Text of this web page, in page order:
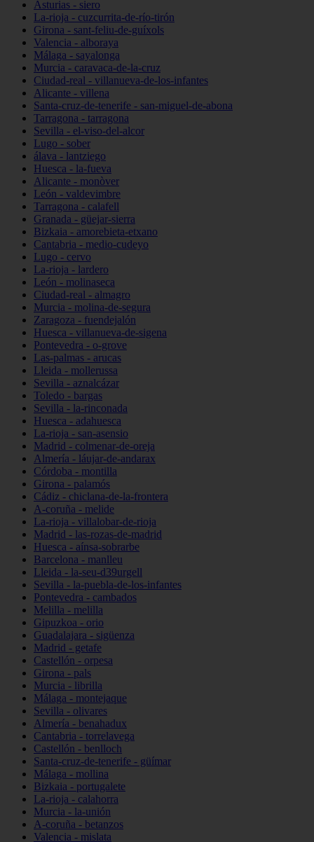
Asturias - siero
La-rioja - cuzcurrita-de-río-tirón
Girona - sant-feliu-de-guíxols
Valencia - alboraya
Málaga - sayalonga
Murcia - caravaca-de-la-cruz
Ciudad-real - villanueva-de-los-infantes
Alicante - villena
Santa-cruz-de-tenerife - san-miguel-de-abona
Tarragona - tarragona
Sevilla - el-viso-del-alcor
Lugo - sober
álava - lantziego
Huesca - la-fueva
Alicante - monòver
León - valdevimbre
Tarragona - calafell
Granada - güejar-sierra
Bizkaia - amorebieta-etxano
Cantabria - medio-cudeyo
Lugo - cervo
La-rioja - lardero
León - molinaseca
Ciudad-real - almagro
Murcia - molina-de-segura
Zaragoza - fuendejalón
Huesca - villanueva-de-sigena
Pontevedra - o-grove
Las-palmas - arucas
Lleida - mollerussa
Sevilla - aznalcázar
Toledo - bargas
Sevilla - la-rinconada
Huesca - adahuesca
La-rioja - san-asensio
Madrid - colmenar-de-oreja
Almería - láujar-de-andarax
Córdoba - montilla
Girona - palamós
Cádiz - chiclana-de-la-frontera
A-coruña - melide
La-rioja - villalobar-de-rioja
Madrid - las-rozas-de-madrid
Huesca - aínsa-sobrarbe
Barcelona - manlleu
Lleida - la-seu-d39urgell
Sevilla - la-puebla-de-los-infantes
Pontevedra - cambados
Melilla - melilla
Gipuzkoa - orio
Guadalajara - sigüenza
Madrid - getafe
Castellón - orpesa
Girona - pals
Murcia - librilla
Málaga - montejaque
Sevilla - olivares
Almería - benahadux
Cantabria - torrelavega
Castellón - benlloch
Santa-cruz-de-tenerife - güímar
Málaga - mollina
Bizkaia - portugalete
La-rioja - calahorra
Murcia - la-unión
A-coruña - betanzos
Valencia - mislata